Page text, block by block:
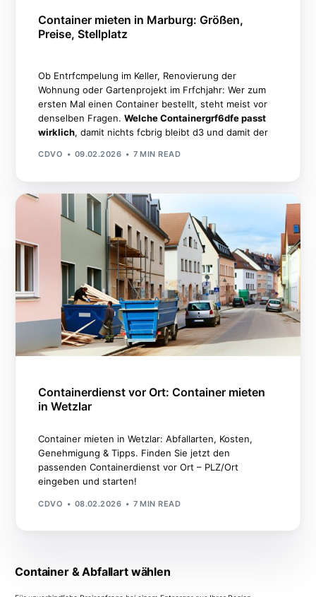
Container mieten in Marburg: Größen,
Preise, Stellplatz
Ob Entrfcmpelung im Keller, Renovierung der
Wohnung oder Gartenprojekt im Frfchjahr: Wer zum
ersten Mal einen Container bestellt, steht meist vor
denselben Fragen.Welche Containergrf6dfe passt
wirklich, damit nichts fcbrig bleibt d3 und damit der
CDVO 09.02.2026 7 MIN READ
Containerdienst vor Ort: Container mieten
in Wetzlar
Container mieten in Wetzlar: Abfallarten, Kosten,
Genehmigung & Tipps. Finden Sie jetzt den
passenden Containerdienst vor Ort – PLZ/Ort
eingeben und starten!
CDVO 08.02.2026 7 MIN READ
Container & Abfallart wählen